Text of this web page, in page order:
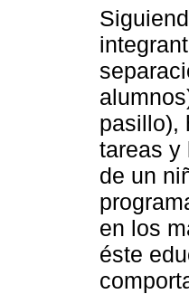
pasillo),
tareas y
de un
en los
éste